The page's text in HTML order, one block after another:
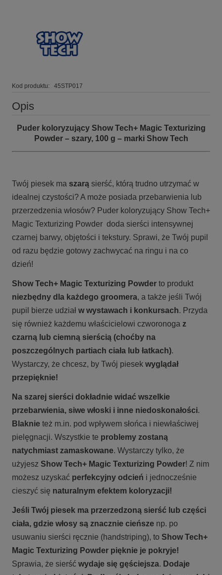
Kod produktu: 45STP017
Opis
Puder koloryzujący Show Tech+ Magic Texturizing
Powder– szary, 100 g – marki Show Tech
Twój piesek ma szarą sierść, którą trudno utrzymać w
idealnej czystości? A może posiada przebarwienia lub
przerzedzenia włosów? Puder koloryzujący Show Tech+
Magic Texturizing Powder doda sierści intensywnej
czarnej barwy, objętości i tekstury. Sprawi, że Twój pupil
od razu będzie gotowy zachwycać na ringu i na co
dzień!
Show Tech+ Magic Texturizing Powder to produkt
niezbędny dla każdego groomera, a także jeśli Twój
pupil bierze udział w wystawach i konkursach. Przyda
się również każdemu właścicielowi czworonoga z
czarną lub ciemną sierścią (choćby na
poszczególnych partiach ciała lub łatkach).
Wystarczy, że chcesz, by Twój piesek wyglądał
przepięknie!
Na szarej sierści dokładnie widać wszelkie
przebarwienia, siwe włoski i inne niedoskonałości.
Blaknie też m.in. pod wpływem słońca i niewłaściwej
pielęgnacji. Wszystkie te problemy zostaną
natychmiast zamaskowane. Wystarczy tylko, że
użyjesz Show Tech+ Magic Texturizing Powder! Z nim
możesz uzyskać perfekcyjny odcień i jednocześnie
cieszyć się naturalnym efektem koloryzacji!
Jeśli Twój piesek ma przerzedzoną sierść lub części
ciała, gdzie włosy są znacznie cieńsze np. po
usuwaniu sierści ręcznie (handstriping), to Show Tech+
Magic Texturizing Powder pięknie je pokryje!
Sprawia, że sierść wydaje się gęściejsza. Dodaje